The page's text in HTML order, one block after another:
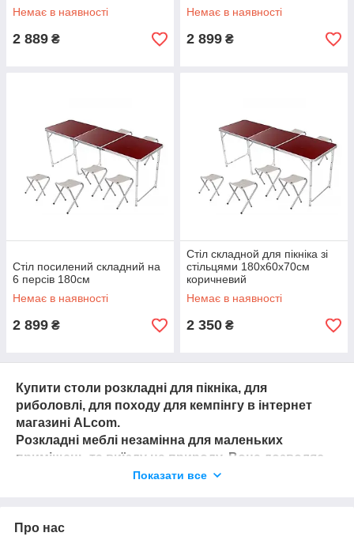
Немає в наявності
2 889 ₴
Немає в наявності
2 899 ₴
Стіл посилений складний на
6 персів 180см
Немає в наявності
2 899 ₴
Стіл складной для пікніка зі
стільцями 180х60х70см
коричневий
Немає в наявності
2 350 ₴
Купити столи розкладні для пікніка, для
риболовлі, для походу для кемпінгу в інтернет
магазині ALcom.
Розкладні меблі незамінна для маленьких
приміщень та виїзду на природу. Вона дозволяє
розумно облаштувати простір і не змушувати
Кемпінгові меблі – на природі, як вдома
Показати все
Про нас